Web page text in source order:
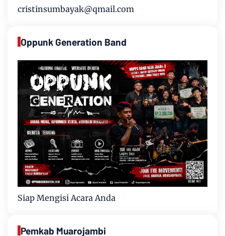
cristinsumbayak@qmail.com
Oppunk Generation Band
Siap Mengisi Acara Anda
Pemkab Muarojambi